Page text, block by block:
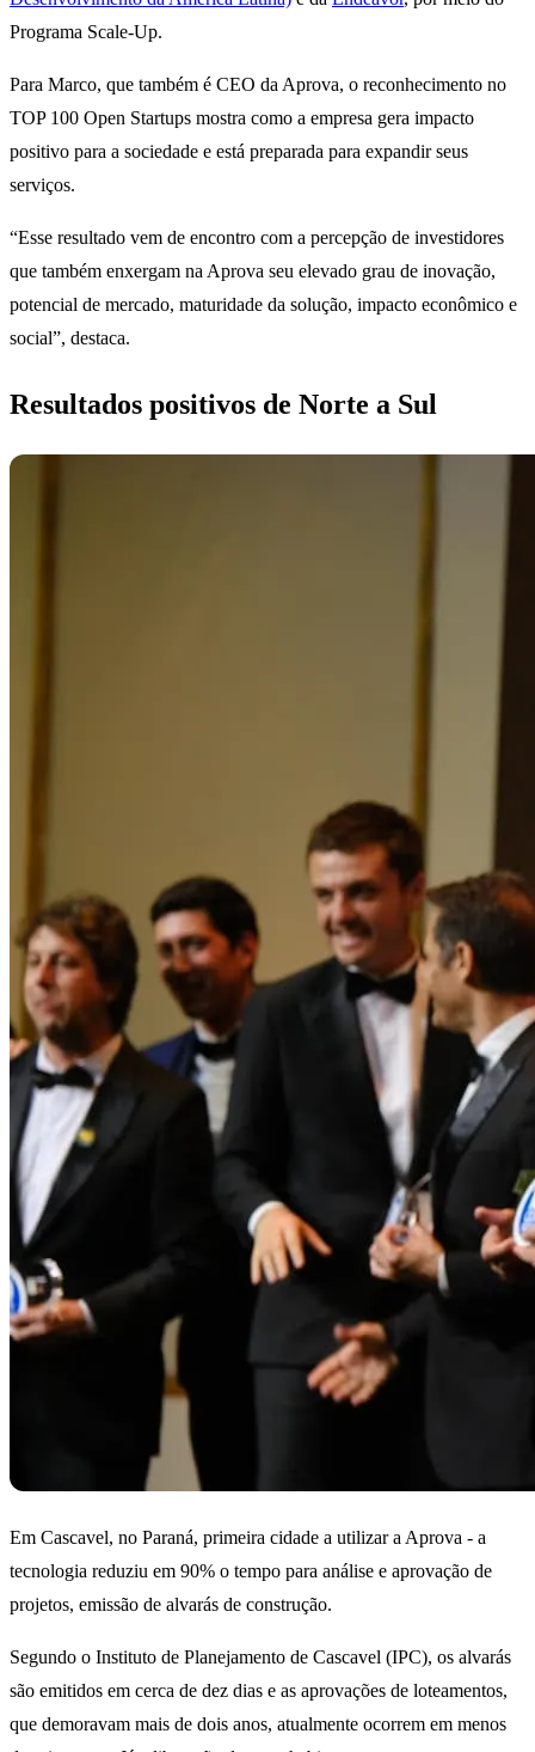
Programa Scale-Up.
Para Marco, que também é CEO da Aprova, o reconhecimento no
TOP 100 Open Startups mostra como a empresa gera impacto
positivo para a sociedade e está preparada para expandir seus
serviços.
“Esse resultado vem de encontro com a percepção de investidores
que também enxergam na Aprova seu elevado grau de inovação,
potencial de mercado, maturidade da solução, impacto econômico e
social”, destaca.
Resultados positivos de Norte a Sul
Em Cascavel, no Paraná, primeira cidade a utilizar a Aprova - a
tecnologia reduziu em 90% o tempo para análise e aprovação de
projetos, emissão de alvarás de construção.
Segundo o Instituto de Planejamento de Cascavel (IPC), os alvarás
são emitidos em cerca de dez dias e as aprovações de loteamentos,
que demoravam mais de dois anos, atualmente ocorrem em menos